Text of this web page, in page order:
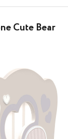
Cute Bear